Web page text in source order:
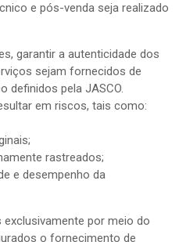
e pós-venda seja realizado
garantir a autenticidade dos
sejam fornecidos de
definidos pela JASCO.
em riscos, tais como:
rastreados;
e desempenho da
por meio do
o fornecimento de